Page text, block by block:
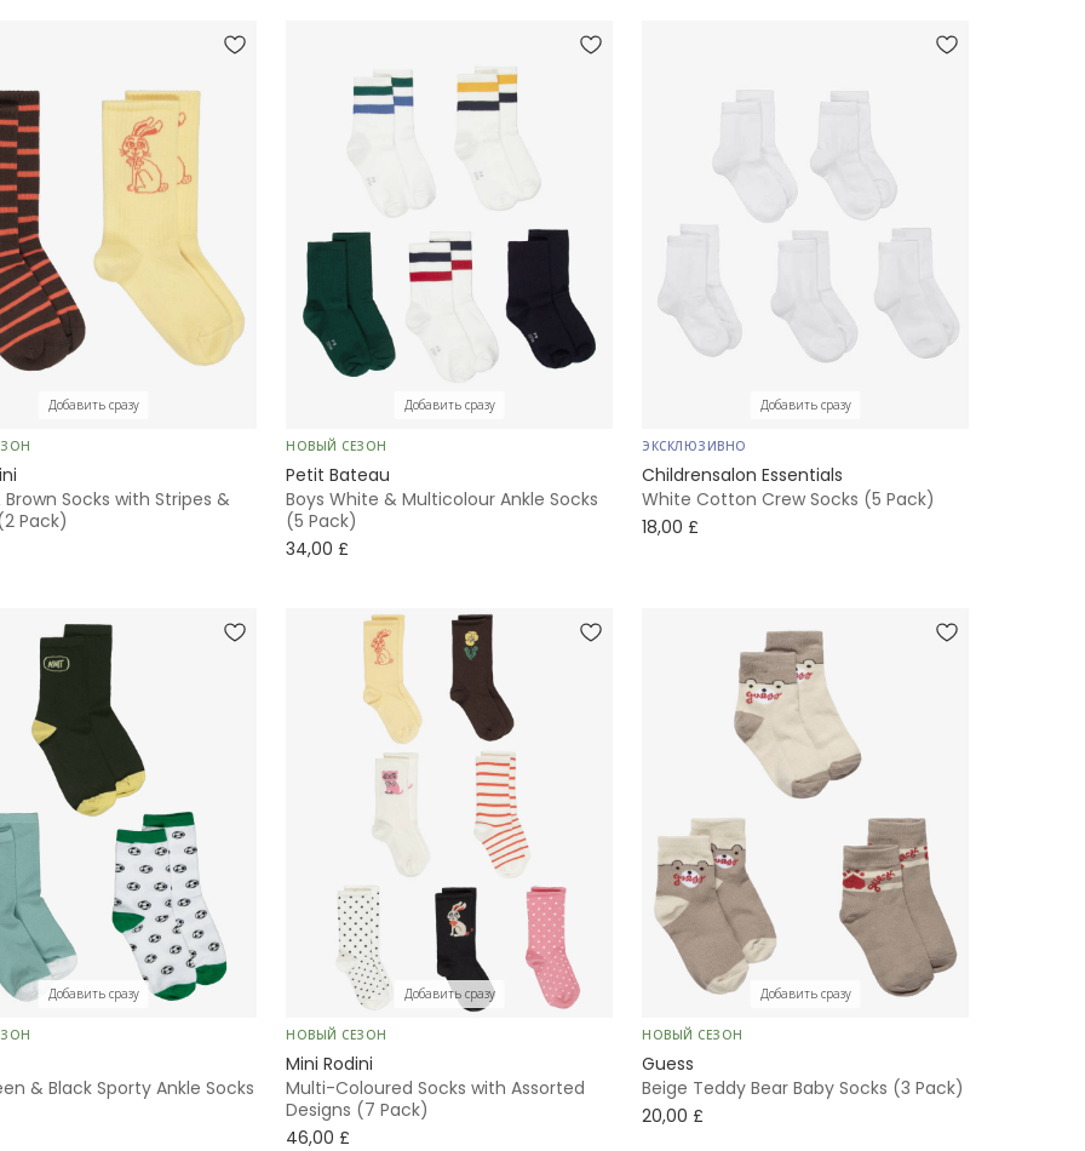
Добавить сразу
Brown Socks with Stripes &
Pack)
Добавить сразу
НОВЫЙ СЕЗОН
Petit Bateau
Boys White & Multicolour Ankle Socks
(5 Pack)
34,00 £
Добавить сразу
ЭКСКЛЮЗИВНО
Childrensalon Essentials
White Cotton Crew Socks (5 Pack)
18,00 £
Добавить сразу
& Black Sporty Ankle Socks
Добавить сразу
НОВЫЙ СЕЗОН
Mini Rodini
Multi-Coloured Socks with Assorted
Designs (7 Pack)
46,00 £
Добавить сразу
НОВЫЙ СЕЗОН
Guess
Beige Teddy Bear Baby Socks (3 Pack)
20,00 £